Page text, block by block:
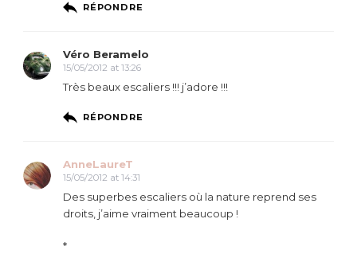
RÉPONDRE
Véro Beramelo
15/05/2012 at 13:26
Très beaux escaliers !!! j’adore !!!
RÉPONDRE
AnneLaureT
15/05/2012 at 14:31
Des superbes escaliers où la nature reprend ses
droits, j’aime vraiment beaucoup !
*